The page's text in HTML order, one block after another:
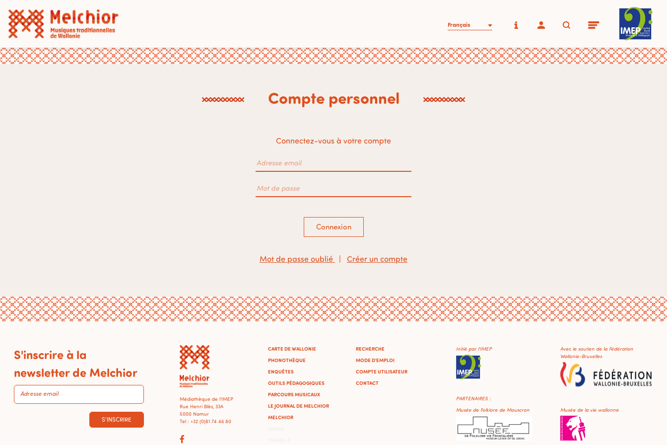
Français
Compte personnel
Connectez-vous à votre compte
Connexion
Mot de passe oublié Créer un compte
S'inscrire à la
newsletter de Melchior
S'INSCRIRE
Médiathèque de l'IMEP
Rue Henri Blès, 33A
5000 Namur
Tel : +32 (0)81 74 46 80
CARTE DE WALLONIE
PHONOTHÈQUE
ENQUÊTES
OUTILS PÉDAGOGIQUES
PARCOURS MUSICAUX
LE JOURNAL DE MELCHIOR
MELCHIOR
RECHERCHE
MODE D'EMPLOI
COMPTE UTILISATEUR
CONTACT
Initié par l'IMEP
Avec le soutien de la Fédération
Wallonie-Bruxelles
PARTENAIRES :
Musée de Folklore de Mouscron
Musée de la vie wallonne